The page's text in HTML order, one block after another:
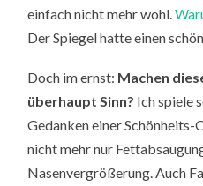
einfach nicht mehr wohl.
Der Spiegel hatte einen
Doch im ernst: Machen
überhaupt Sinn? Ich spiele
Gedanken einer
nicht mehr nur
Nasenvergrößerung. Auch